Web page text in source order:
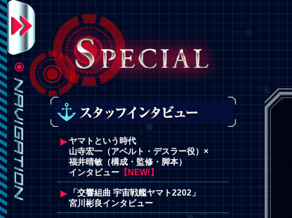
ヤマトという時代
山寺宏一（アベルト・デスラー役）×
福井晴敏（構成・監修・脚本）
インタビュー 【NEW!】
「交響組曲 宇宙戦艦ヤマト2202」
宮川彬良インタビュー